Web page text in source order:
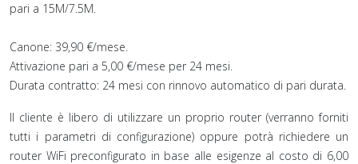
pari a 15M/7.5M.
Canone: 39,90 €/mese.
Attivazione pari a 5,00 €/mese per 24 mesi.
Durata contratto: 24 mesi con rinnovo automatico di pari durata.
Il cliente è libero di utilizzare un proprio router (verranno forniti
tutti i parametri di configurazione) oppure potrà richiedere un
router WiFi preconfigurato in base alle esigenze al costo di 6,00